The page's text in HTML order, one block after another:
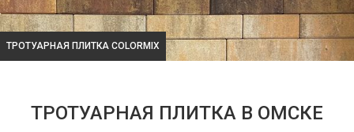
ТРОТУАРНАЯ ПЛИТКА COLORMIX
ТРОТУАРНАЯ ПЛИТКА В ОМСКЕ